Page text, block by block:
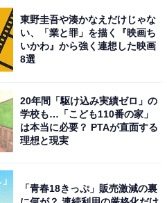
東野圭吾や湊かなえだけじゃな
い、「業と罪」を描く『映画ち
いかわ』から強く連想した映画
8選
20年間「駆け込み実績ゼロ」の
学校も…「こども110番の家」
は本当に必要？ PTAが直面する
理想と現実
「青春18きっぷ」販売激減の裏